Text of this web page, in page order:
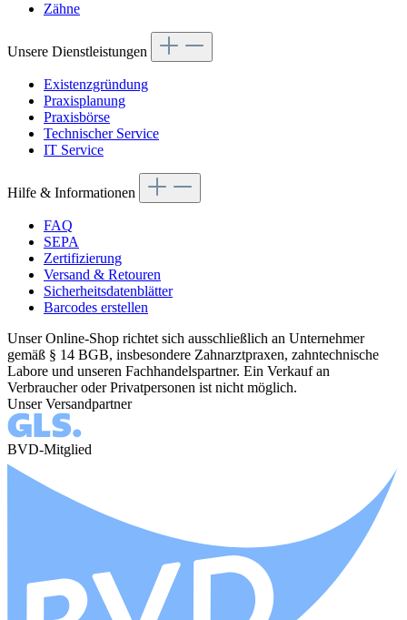
Zähne
Unsere Dienstleistungen
Existenzgründung
Praxisplanung
Praxisbörse
Technischer Service
IT Service
Hilfe & Informationen
FAQ
SEPA
Zertifizierung
Versand & Retouren
Sicherheitsdatenblätter
Barcodes erstellen
Unser Online-Shop richtet sich ausschließlich an Unternehmer
gemäß § 14 BGB, insbesondere Zahnarztpraxen, zahntechnische
Labore und unseren Fachhandelspartner. Ein Verkauf an
Verbraucher oder Privatpersonen ist nicht möglich.
Unser Versandpartner
BVD-Mitglied